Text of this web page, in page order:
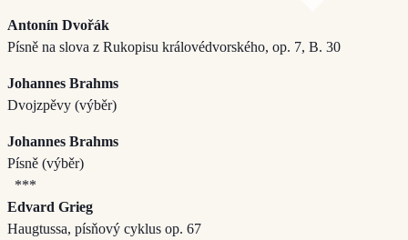
Antonín Dvořák
Písně na slova z Rukopisu královédvorského, op. 7, B. 30
Johannes Brahms
Dvojzpěvy (výběr)
Johannes Brahms
Písně (výběr)
***
Edvard Grieg
Haugtussa, písňový cyklus op. 67